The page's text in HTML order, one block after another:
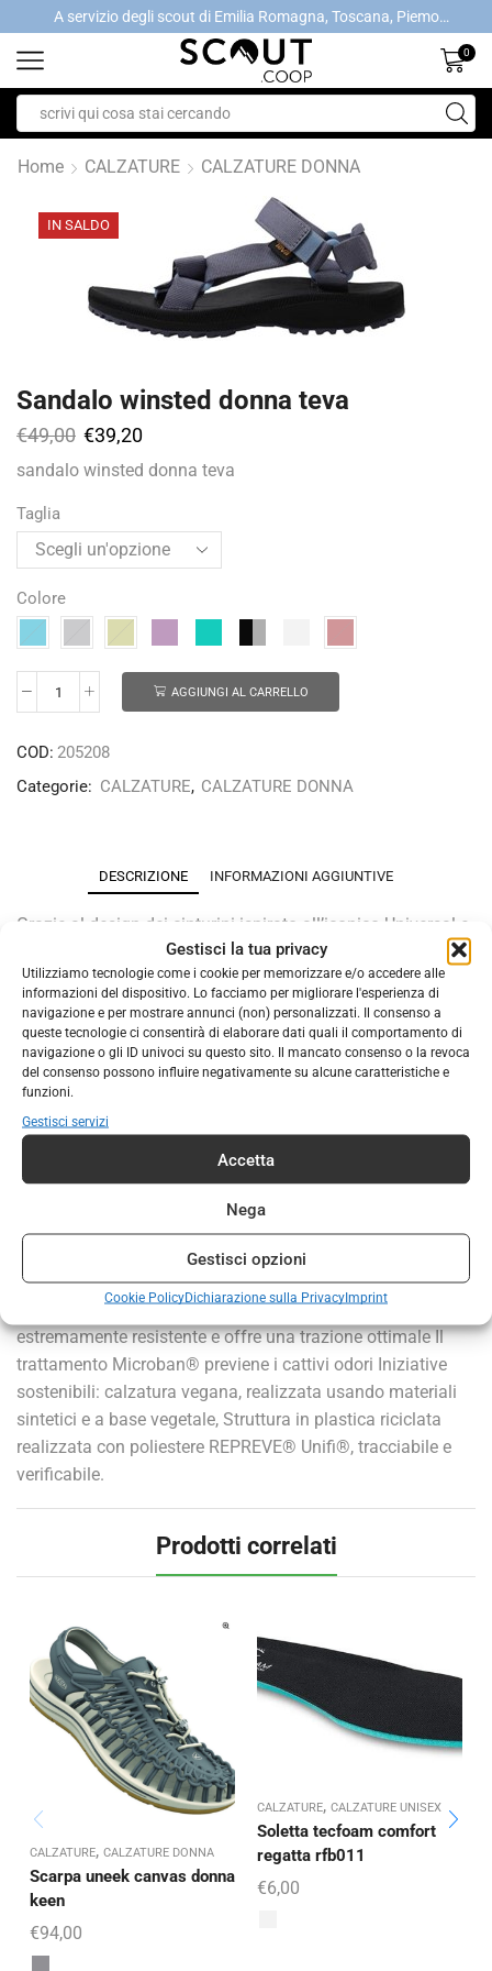
Gestisci la tua privacy
Utilizziamo tecnologie come i cookie per memorizzare e/o accedere alle
informazioni del dispositivo. Lo facciamo per migliorare l'esperienza di
navigazione e per mostrare annunci (non) personalizzati. Il consenso a
queste tecnologie ci consentirà di elaborare dati quali il comportamento di
navigazione o gli ID univoci su questo sito. Il mancato consenso o la revoca
del consenso possono influire negativamente su alcune caratteristiche e
funzioni.
Gestisci servizi
Accetta
Nega
Gestisci opzioni
Cookie PolicyDichiarazione sulla PrivacyImprint
A servizio degli scout di Emilia Romagna, Toscana, Piemonte, Valle d'Aosta- Gratis la spedizione con ordini > €40
0
Home CALZATURE CALZATURE DONNA
IN SALDO
Sandalo winsted donna teva
€49,00 €39,20
sandalo winsted donna teva
Taglia
Colore
AGGIUNGI AL CARRELLO
COD: 205208
Categorie: CALZATURE, CALZATURE DONNA
DESCRIZIONE INFORMAZIONI AGGIUNTIVE
Grazie al design dei cinturini ispirato all’iconico Universal e
ai colori glam, il Winstead è diventato un accessorio
sinonimo di comfort e stile per le avventure di tutti i giorni.
Data la finitura con cinturini in poliestere ecologico e
riciclato Unifi®, protegge i piedi senza aggiungere
nemmeno un grammo di plastica alle discariche.
DETTAGLI: Perfetti per: escursioni in giornata, facili La
struttura ad asciugatura rapida, realizzata in poliestere
REPREVE® Unifi®, tracciabile e verificabile, sostiene i tuoi
piedi mentre li protegge, i numerosi punti di regolazione ti
consentono di impostare la calzata giusta per te Comoda
rapidamente e per regolare al meglio la calzata L’intersuola
sagomata integrata in EVA sostiene ulteriormente l’arco
plantare La robusta suola in gomma Durabrasion è
estremamente resistente e offre una trazione ottimale Il
trattamento Microban® previene i cattivi odori Iniziative
sostenibili: calzatura vegana, realizzata usando materiali
sintetici e a base vegetale, Struttura in plastica riciclata
realizzata con poliestere REPREVE® Unifi®, tracciabile e
verificabile.
Prodotti correlati
CALZATURE, CALZATURE DONNA
Scarpa uneek canvas donna
keen
€94,00
CALZATURE, CALZATURE UNISEX
Soletta tecfoam comfort
regatta rfb011
€6,00